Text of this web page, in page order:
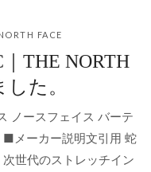
FACE
｜THE NORTH
た。
ノースフェイス バーテ
■メーカー説明文引用 蛇
世代のストレッチイン